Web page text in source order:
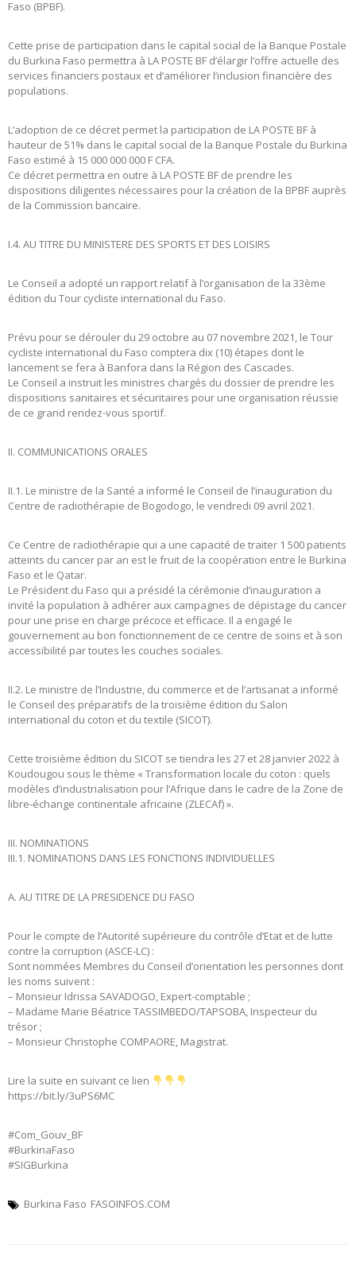
Faso (BPBF).
Cette prise de participation dans le capital social de la Banque Postale
du Burkina Faso permettra à LA POSTE BF d’élargir l’offre actuelle des
services financiers postaux et d’améliorer l’inclusion financière des
populations.
L’adoption de ce décret permet la participation de LA POSTE BF à
hauteur de 51% dans le capital social de la Banque Postale du Burkina
Faso estimé à 15 000 000 000 F CFA.
Ce décret permettra en outre à LA POSTE BF de prendre les
dispositions diligentes nécessaires pour la création de la BPBF auprès
de la Commission bancaire.
I.4. AU TITRE DU MINISTERE DES SPORTS ET DES LOISIRS
Le Conseil a adopté un rapport relatif à l’organisation de la 33ème
édition du Tour cycliste international du Faso.
Prévu pour se dérouler du 29 octobre au 07 novembre 2021, le Tour
cycliste international du Faso comptera dix (10) étapes dont le
lancement se fera à Banfora dans la Région des Cascades.
Le Conseil a instruit les ministres chargés du dossier de prendre les
dispositions sanitaires et sécuritaires pour une organisation réussie
de ce grand rendez-vous sportif.
II. COMMUNICATIONS ORALES
II.1. Le ministre de la Santé a informé le Conseil de l’inauguration du
Centre de radiothérapie de Bogodogo, le vendredi 09 avril 2021.
Ce Centre de radiothérapie qui a une capacité de traiter 1 500 patients
atteints du cancer par an est le fruit de la coopération entre le Burkina
Faso et le Qatar.
Le Président du Faso qui a présidé la cérémonie d’inauguration a
invité la population à adhérer aux campagnes de dépistage du cancer
pour une prise en charge précoce et efficace. Il a engagé le
gouvernement au bon fonctionnement de ce centre de soins et à son
accessibilité par toutes les couches sociales.
II.2. Le ministre de l’Industrie, du commerce et de l’artisanat a informé
le Conseil des préparatifs de la troisième édition du Salon
international du coton et du textile (SICOT).
Cette troisième édition du SICOT se tiendra les 27 et 28 janvier 2022 à
Koudougou sous le thème « Transformation locale du coton : quels
modèles d’industrialisation pour l’Afrique dans le cadre de la Zone de
libre-échange continentale africaine (ZLECAf) ».
III. NOMINATIONS
III.1. NOMINATIONS DANS LES FONCTIONS INDIVIDUELLES
A. AU TITRE DE LA PRESIDENCE DU FASO
Pour le compte de l’Autorité supérieure du contrôle d’Etat et de lutte
contre la corruption (ASCE-LC) :
Sont nommées Membres du Conseil d’orientation les personnes dont
les noms suivent :
– Monsieur Idrissa SAVADOGO, Expert-comptable ;
– Madame Marie Béatrice TASSIMBEDO/TAPSOBA, Inspecteur du
trésor ;
– Monsieur Christophe COMPAORE, Magistrat.
Lire la suite en suivant ce lien
https://bit.ly/3uPS6MC
#Com_Gouv_BF
#BurkinaFaso
#SIGBurkina
Burkina Faso FASOINFOS.COM